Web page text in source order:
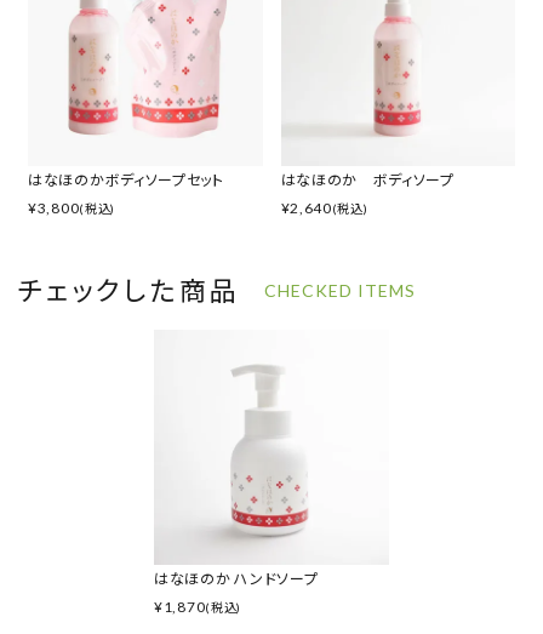
はなほのかボディソープセット
¥3,800(税込)
はなほのか ボディソープ
¥2,640(税込)
チェックした商品 CHECKED ITEMS
はなほのか ハンドソープ
¥1,870(税込)